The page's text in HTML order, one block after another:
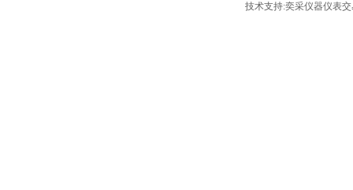
技术支持:奕采仪器仪表